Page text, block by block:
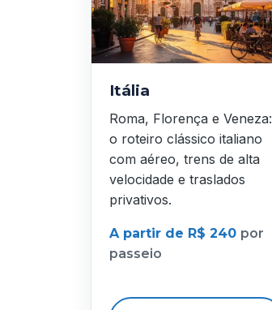
Itália
Roma, Florença e Veneza:
o roteiro clássico italiano
com aéreo, trens de alta
velocidade e traslados
privativos.
A partir de R$ 240 por
passeio